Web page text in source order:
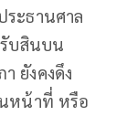
ระธานศาล
บสินบน
ยังคงดึง
นหน้าที่ หรือ